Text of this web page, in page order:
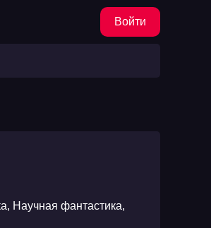
Войти
, Научная фантастика,